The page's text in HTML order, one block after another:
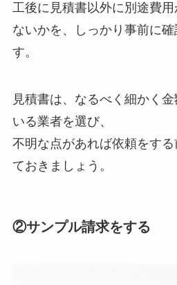
工後に見積書以外に別途費
ないかを、しっかり事前に
す。
見積書は、なるべく細かく
いる業者を選び、
不明な点があれば依頼をす
ておきましょう。
②サンプル請求をする